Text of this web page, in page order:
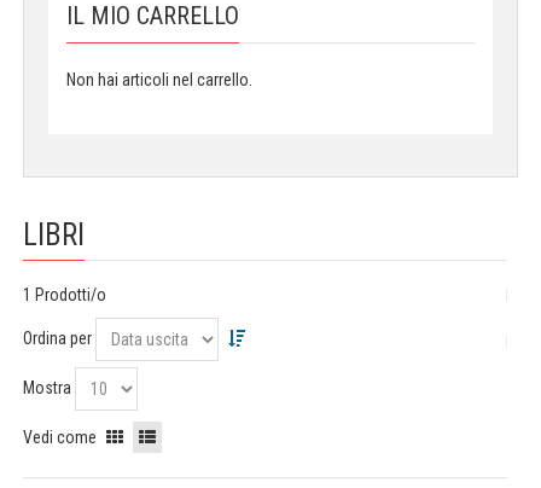
IL MIO CARRELLO
Non hai articoli nel carrello.
LIBRI
1 Prodotti/o
Ordina per
Mostra
Vedi come